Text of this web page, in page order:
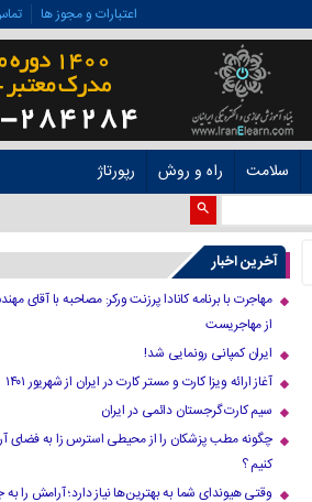
اعتبارات و مجوز ها
سلامت راه و روش رپورتاژ
آخرین اخبار
مهاجرت با برنامه کانادا پرزنت ورکر: مصاحبه با آقای
از مهاجریست
ایران کمپانی رونمایی شد!
آغاز ارائه ویزا کارت و مستر کارت در ایران از شهریور ۱۴۰۱
سیم کارت گرجستان دائمی در ایران
چگونه مطب پزشکان را از محیطی استرس زا به فضای
کنیم ؟
وقتی هیوندای شما به بهترین‌ها نیاز دارد؛ آرامش را به